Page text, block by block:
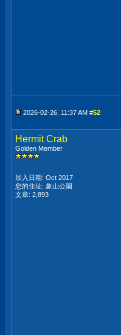
2026-02-26, 11:37 AM #52
Hermit Crab
Golden Member
加入日期: Oct 2017
您的住址: 象山公園
文章: 2,893